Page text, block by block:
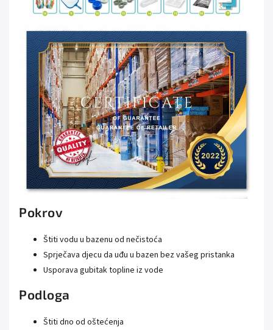
Pokrov
Štiti vodu u bazenu od nečistoća
Sprječava djecu da uđu u bazen bez vašeg pristanka
Usporava gubitak topline iz vode
Podloga
Štiti dno od oštećenja